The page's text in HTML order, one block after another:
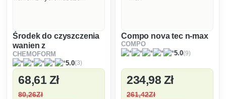
Środek do czyszczenia
wanien z
hydromasażem
CHEMOFORM
5.0(3)
68,61 Zł
80,26Zł
Compo nova tec n-max
COMPO
5.0(9)
234,98 Zł
261,42Zł